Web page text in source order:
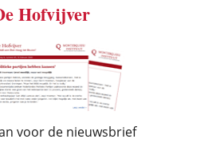
Hofvijver
voor de nieuwsbrief